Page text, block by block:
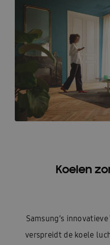
Koelen
Samsung’s
verspreidt de koele